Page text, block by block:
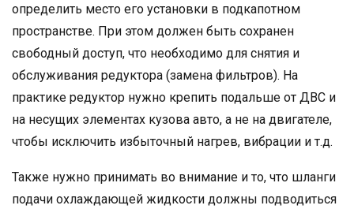
определить место его установки в подкапотном
пространстве. При этом должен быть сохранен
свободный доступ, что необходимо для снятия и
обслуживания редуктора (замена фильтров). На
практике редуктор нужно крепить подальше от ДВС и
на несущих элементах кузова авто, а не на двигателе,
чтобы исключить избыточный нагрев, вибрации и т.д.
Также нужно принимать во внимание и то, что шланги
подачи охлаждающей жидкости должны подводиться